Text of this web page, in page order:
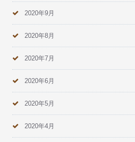
2020年9月
2020年8月
2020年7月
2020年6月
2020年5月
2020年4月